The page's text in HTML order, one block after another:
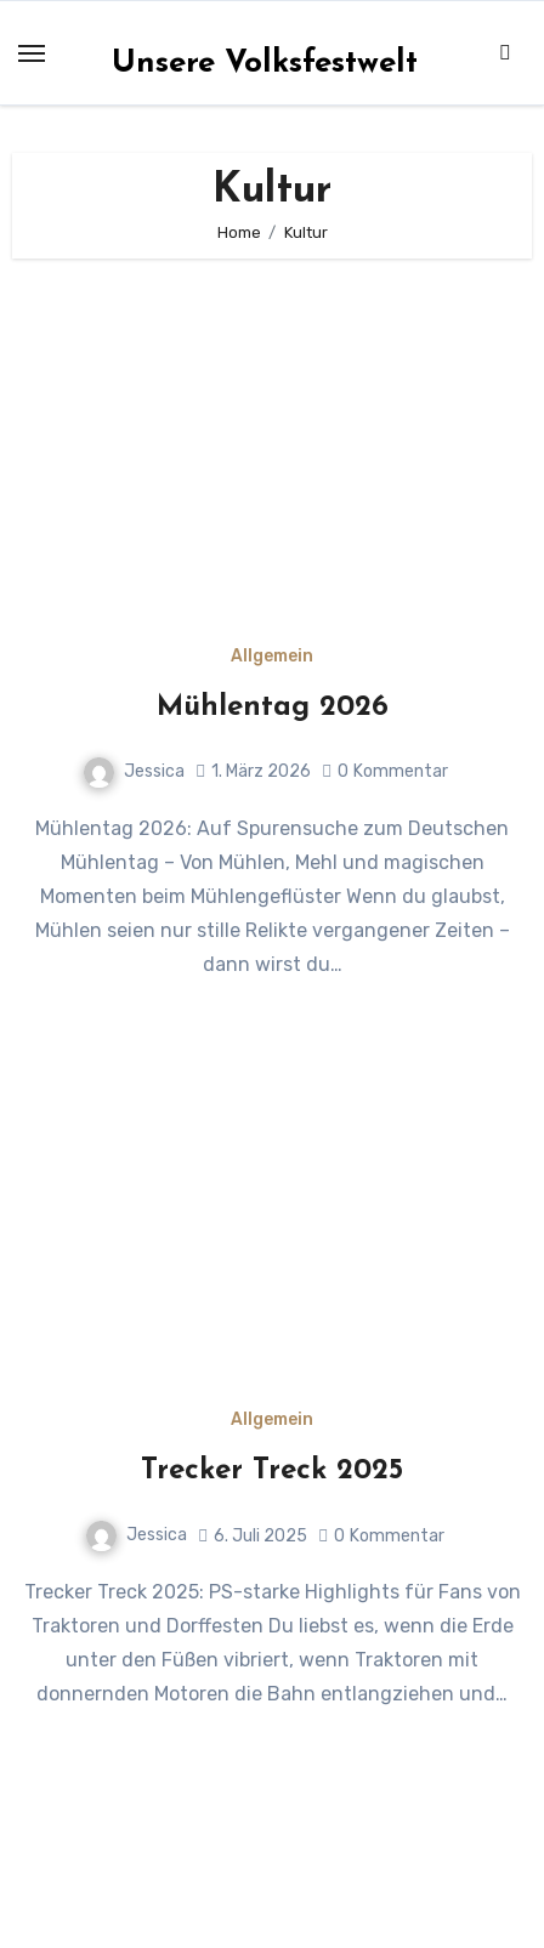
Inhalt
Unsere Volksfestwelt
Kultur
Home Kultur
Allgemein
Mühlentag 2026
Jessica 1. März 2026 0 Kommentar
Mühlentag 2026: Auf Spurensuche zum Deutschen
Mühlentag – Von Mühlen, Mehl und magischen
Momenten beim Mühlengeflüster Wenn du glaubst,
Mühlen seien nur stille Relikte vergangener Zeiten –
dann wirst du…
Allgemein
Trecker Treck 2025
Jessica 6. Juli 2025 0 Kommentar
Trecker Treck 2025: PS-starke Highlights für Fans von
Traktoren und Dorffesten Du liebst es, wenn die Erde
unter den Füßen vibriert, wenn Traktoren mit
donnernden Motoren die Bahn entlangziehen und…